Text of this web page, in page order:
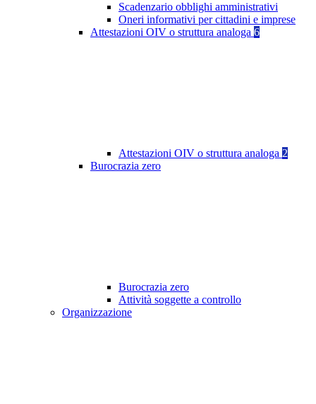
Scadenzario obblighi amministrativi
Oneri informativi per cittadini e imprese
Attestazioni OIV o struttura analoga 6
Attestazioni OIV o struttura analoga 2
Burocrazia zero
Burocrazia zero
Attività soggette a controllo
Organizzazione